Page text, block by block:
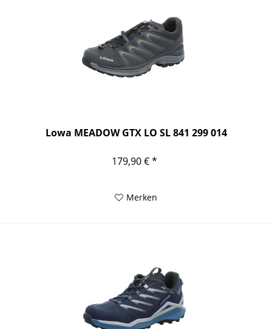
Lowa MEADOW GTX LO SL 841 299 014
179,90 € *
Merken